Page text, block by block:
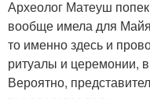
Археолог Матеуш
вообще имела для
то именно здесь и
ритуалы и церемонии,
Вероятно,